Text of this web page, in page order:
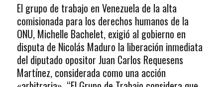
El grupo de trabajo en Venezuela de la alta
comisionada para los derechos humanos de la
ONU, Michelle Bachelet, exigió al gobierno en
disputa de Nicolás Maduro la liberación inmediata
del diputado opositor Juan Carlos Requesens
Martínez, considerada como una acción